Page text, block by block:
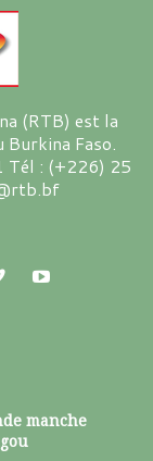
(RTB) est la
Faso.
Tél : (+226) 25
manche